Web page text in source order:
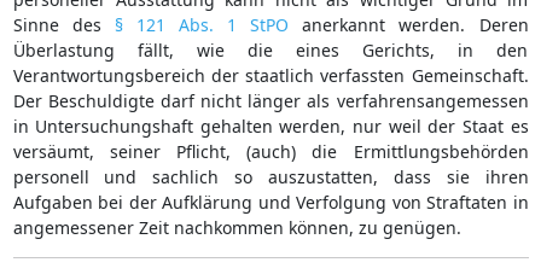
Sinne des § 121 Abs. 1 StPO anerkannt werden. Deren
Überlastung fällt, wie die eines Gerichts, in den
Verantwortungsbereich der staatlich verfassten Gemeinschaft.
Der Beschuldigte darf nicht länger als verfahrensangemessen
in Untersuchungshaft gehalten werden, nur weil der Staat es
versäumt, seiner Pflicht, (auch) die Ermittlungsbehörden
personell und sachlich so auszustatten, dass sie ihren
Aufgaben bei der Aufklärung und Verfolgung von Straftaten in
angemessener Zeit nachkommen können, zu genügen.